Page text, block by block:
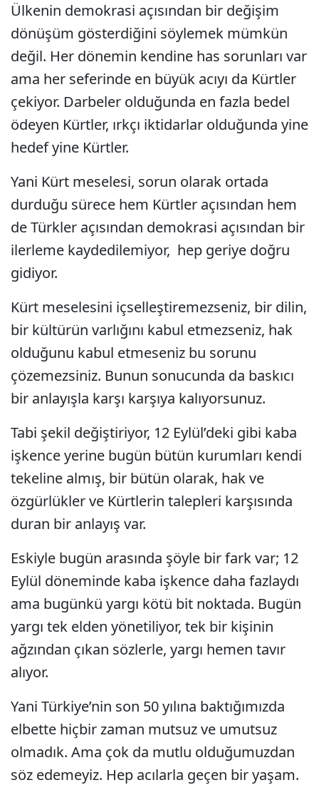
Ülkenin demokrasi açısından bir değişim
dönüşüm gösterdiğini söylemek mümkün
değil. Her dönemin kendine has sorunları var
ama her seferinde en büyük acıyı da Kürtler
çekiyor. Darbeler olduğunda en fazla bedel
ödeyen Kürtler, ırkçı iktidarlar olduğunda yine
hedef yine Kürtler.
Yani Kürt meselesi, sorun olarak ortada
durduğu sürece hem Kürtler açısından hem
de Türkler açısından demokrasi açısından bir
ilerleme kaydedilemiyor, hep geriye doğru
gidiyor.
Kürt meselesini içselleştiremezseniz, bir dilin,
bir kültürün varlığını kabul etmezseniz, hak
olduğunu kabul etmeseniz bu sorunu
çözemezsiniz. Bunun sonucunda da baskıcı
bir anlayışla karşı karşıya kalıyorsunuz.
Tabi şekil değiştiriyor, 12 Eylül’deki gibi kaba
işkence yerine bugün bütün kurumları kendi
tekeline almış, bir bütün olarak, hak ve
özgürlükler ve Kürtlerin talepleri karşısında
duran bir anlayış var.
Eskiyle bugün arasında şöyle bir fark var; 12
Eylül döneminde kaba işkence daha fazlaydı
ama bugünkü yargı kötü bit noktada. Bugün
yargı tek elden yönetiliyor, tek bir kişinin
ağzından çıkan sözlerle, yargı hemen tavır
alıyor.
Yani Türkiye’nin son 50 yılına baktığımızda
elbette hiçbir zaman mutsuz ve umutsuz
olmadık. Ama çok da mutlu olduğumuzdan
söz edemeyiz. Hep acılarla geçen bir yaşam.